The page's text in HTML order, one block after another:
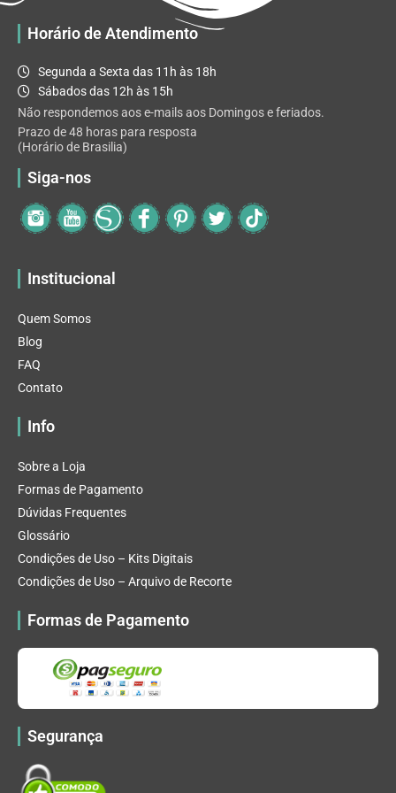
Horário de Atendimento
Segunda a Sexta das 11h às 18h
Sábados das 12h às 15h
Não respondemos aos e-mails aos Domingos e feriados.
Prazo de 48 horas para resposta
(Horário de Brasilia)
Siga-nos
Institucional
Quem Somos
Blog
FAQ
Contato
Info
Sobre a Loja
Formas de Pagamento
Dúvidas Frequentes
Glossário
Condições de Uso – Kits Digitais
Condições de Uso – Arquivo de Recorte
Formas de Pagamento
Segurança